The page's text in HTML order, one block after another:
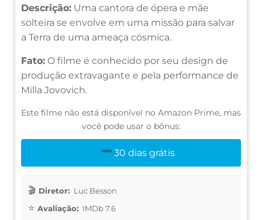
Descrição: Uma cantora de ópera e mãe
solteira se envolve em uma missão para salvar
a Terra de uma ameaça cósmica.
Fato: O filme é conhecido por seu design de
produção extravagante e pela performance de
Milla Jovovich.
Este filme não está disponível no Amazon Prime, mas
você pode usar o bônus:
30 dias grátis
Diretor: Luc Besson
Avaliação: IMDb 7.6